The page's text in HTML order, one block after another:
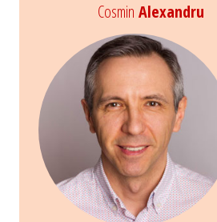
Cosmin Alexandru